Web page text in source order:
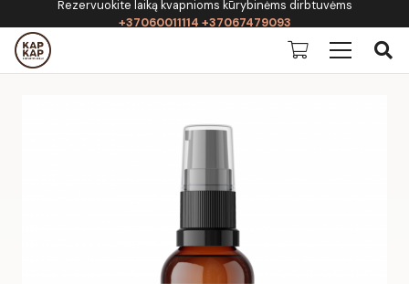
Rezervuokite laiką kvapnioms kūrybinėms dirbtuvėms
+37060011114 +37067479093